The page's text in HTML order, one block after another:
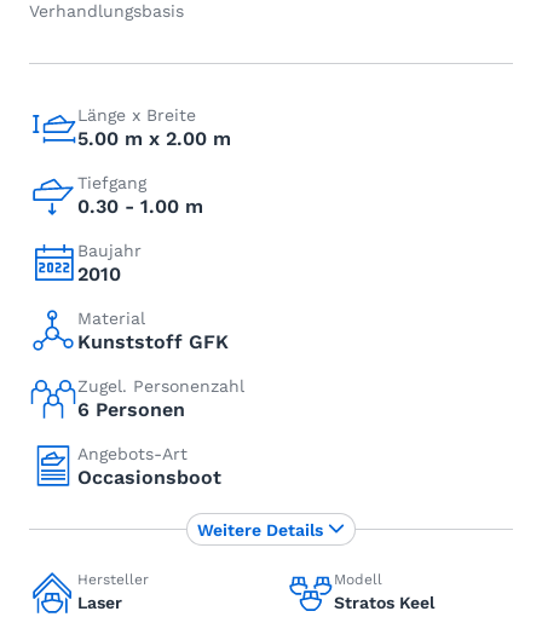
Verhandlungsbasis
Länge x Breite
5.00 m x 2.00 m
Tiefgang
0.30 - 1.00 m
Baujahr
2010
Material
Kunststoff GFK
Zugel. Personenzahl
6 Personen
Angebots-Art
Occasionsboot
Hersteller
Laser
Modell
Stratos Keel
Weitere Details